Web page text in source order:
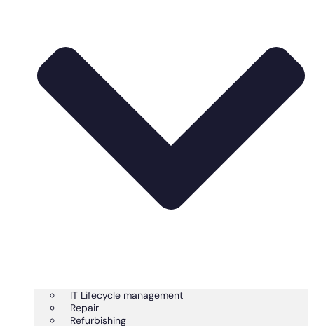
IT Lifecycle management
Repair
Refurbishing